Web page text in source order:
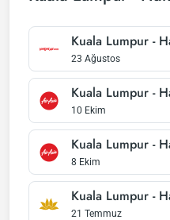
Kuala Lumpur -
23 Ağustos
Kuala Lumpur -
10 Ekim
Kuala Lumpur -
8 Ekim
Kuala Lumpur -
21 Temmuz